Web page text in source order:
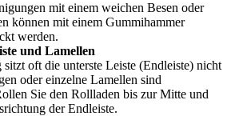
mit einem weichen Besen oder
können mit einem Gummihammer
werden.
und Lamellen
oft die unterste Leiste (Endleiste) nicht
oder einzelne Lamellen sind
Sie den Rollladen bis zur Mitte und
der Endleiste.